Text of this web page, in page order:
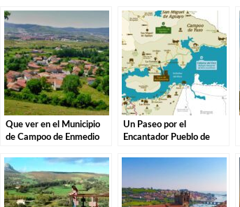
Que ver en el Municipio
de Campoo de Enmedio
Un Paseo por el
Encantador Pueblo de
Cantabria.